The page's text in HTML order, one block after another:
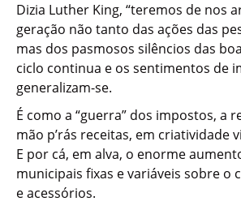
Dizia Luther King, “teremos de nos
geração não tanto das ações das
mas dos pasmosos silêncios das
ciclo continua e os sentimentos de
generalizam-se.
É como a “guerra” dos impostos, a
mão p’rás receitas, em criatividade
E por cá, em alva, o enorme
municipais fixas e variáveis sobre o
e acessórios.